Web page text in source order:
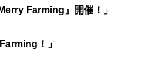
Farming』開催！」
！」